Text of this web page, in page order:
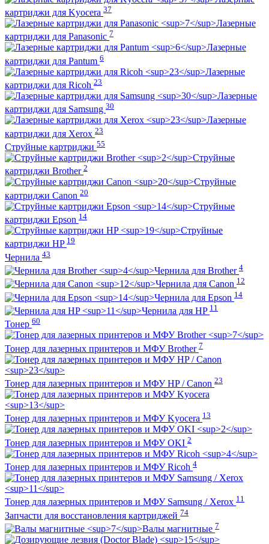
картриджи для Kyocera 37
Лазерные
картриджи для Panasonic 7
Лазерные
картриджи для Pantum 6
Лазерные
картриджи для Ricoh 23
Лазерные
картриджи для Samsung 30
Лазерные
картриджи для Xerox 23
Струйные картриджи 55
Струйные
картриджи Brother 2
Струйные
картриджи Canon 20
Струйные
картриджи Epson 14
Струйные
картриджи HP 19
Чернила 43
Чернила для Brother 4
Чернила для Canon 12
Чернила для Epson 14
Чернила для HP 11
Тонер 60
Тонер для лазерных принтеров и МФУ Brother 7
Тонер для лазерных принтеров и МФУ HP / Canon 23
Тонер для лазерных принтеров и МФУ Kyocera 13
Тонер для лазерных принтеров и МФУ OKI 2
Тонер для лазерных принтеров и МФУ Ricoh 4
Тонер для лазерных принтеров и МФУ Samsung / Xerox 11
Запчасти для восстановления картриджей 74
Валы магнитные 7